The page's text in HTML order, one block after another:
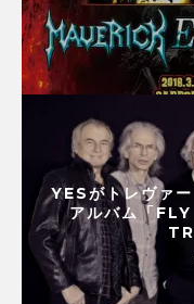
YESがトレヴァー
アルバム「